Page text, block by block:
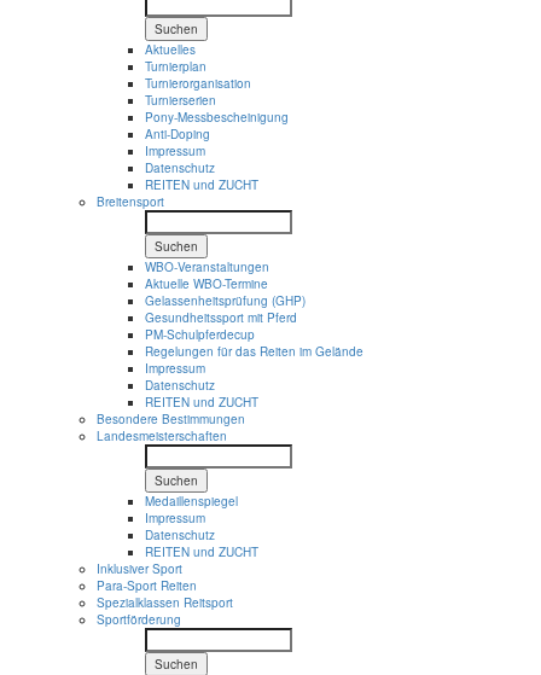
Suchen
Aktuelles
Turnierplan
Turnierorganisation
Turnierserien
Pony-Messbescheinigung
Anti-Doping
Impressum
Datenschutz
REITEN und ZUCHT
Breitensport
Suchen
WBO-Veranstaltungen
Aktuelle WBO-Termine
Gelassenheitsprüfung (GHP)
Gesundheitssport mit Pferd
PM-Schulpferdecup
Regelungen für das Reiten im Gelände
Impressum
Datenschutz
REITEN und ZUCHT
Besondere Bestimmungen
Landesmeisterschaften
Suchen
Medaillenspiegel
Impressum
Datenschutz
REITEN und ZUCHT
Inklusiver Sport
Para-Sport Reiten
Spezialklassen Reitsport
Sportförderung
Suchen